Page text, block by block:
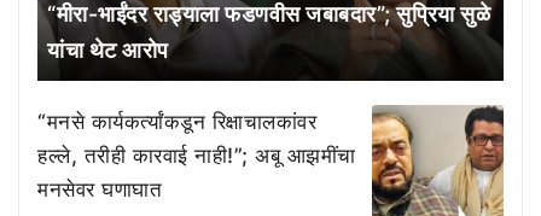
“मीरा-भाईंदर राड्याला फडणवीस जबाबदार”; सुप्रिया सुळे
यांचा थेट आरोप
“मनसे कार्यकर्त्यांकडून रिक्षाचालकांवर
हल्ले, तरीही कारवाई नाही!”; अबू आझमींचा
मनसेवर घणाघात